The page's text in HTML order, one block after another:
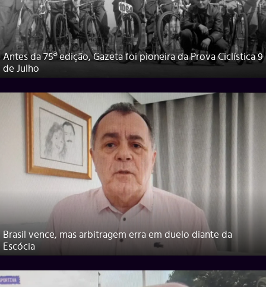
Antes da 75ª edição, Gazeta foi pioneira da Prova Ciclística 9
de Julho
Brasil vence, mas arbitragem erra em duelo diante da
Escócia